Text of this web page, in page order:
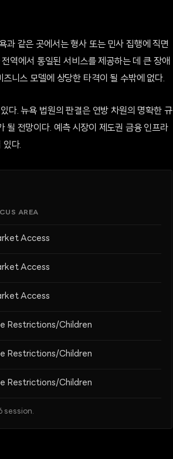
과 같은 곳에서는 형사 또는 민사 집행에 직면
역에서 통일된 서비스를 제공하는 데 큰 장애
니스 모델에 상당한 타격이 될 수밖에 없다.
다. 뉴욕 법원의 판결은 연방 차원의 명확한 규
될 전망이다. 예측 시장이 제도권 금융 인프라
있다.
AREA
Access
Access
Access
Restrictions/Children
Restrictions/Children
Restrictions/Children
session.